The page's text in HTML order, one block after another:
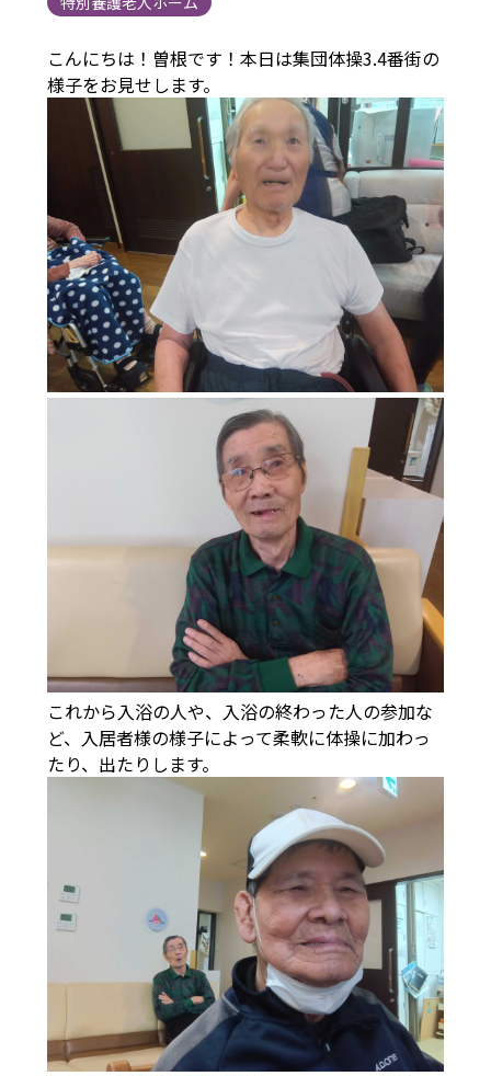
こんにちは！曽根です！本日は集団体操3.4番街の
様子をお見せします。
これから入浴の人や、入浴の終わった人の参加な
ど、入居者様の様子によって柔軟に体操に加わっ
たり、出たりします。